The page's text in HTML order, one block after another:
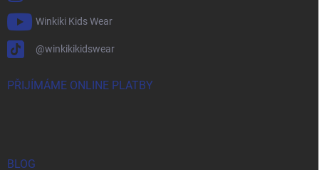
Winkiki Kids Wear
@winkikikidswear
PŘIJÍMÁME ONLINE PLATBY
BLOG